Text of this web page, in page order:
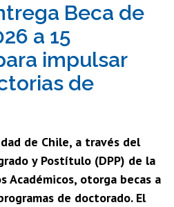
os
os
Beca de
a 15
impulsar
de
de Chile, a través del
y Postítulo (DPP) de la
Académicos, otorga becas a
de doctorado. El